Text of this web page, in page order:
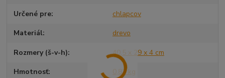
Určené pre chlapcov
Materiál drevo
Rozmery (š-v-h) 40,5 x 29 x 4 cm
Hmotnosť 0,83 kg